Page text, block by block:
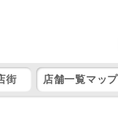
街 店舗一覧マップ